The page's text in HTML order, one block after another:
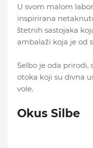
U svom malom
inspirirana
štetnih sastojaka
ambalaži koja je od
Selbo je oda
otoka koji su divna
vole.
Okus Silbe